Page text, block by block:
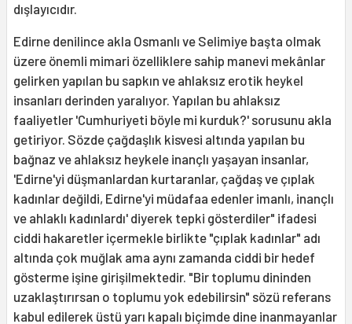
dışlayıcıdır.
Edirne denilince akla Osmanlı ve Seli­miye başta olmak
üzere önemli mimari özelliklere sahip manevi mekânlar
gelir­ken yapılan bu sapkın ve ahlaksız erotik heykel
insanları derinden yaralıyor. Yapılan bu ahlaksız
faaliyetler 'Cumhu­riyeti böyle mi kurduk?' sorusunu akla
getiriyor. Sözde çağdaşlık kisvesi altında yapılan bu
bağnaz ve ahlaksız heykele inançlı yaşayan insanlar,
'Edirne'yi düş­manlardan kurtaranlar, çağdaş ve çıplak
kadınlar değildi, Edirne'yi müdafaa edenler imanlı, inançlı
ve ahlaklı kadın­lardı' diyerek tepki gösterdiler" ifadesi
ciddi hakaretler içermekle birlikte "çıplak kadınlar" adı
altında çok muğlak ama aynı zamanda ciddi bir hedef
gös­terme işine girişilmektedir. "Bir toplumu dininden
uzaklaştırırsan o toplumu yok edebilirsin" sözü referans
kabul edilerek üstü yarı kapalı biçimde dine inanmayan­lar